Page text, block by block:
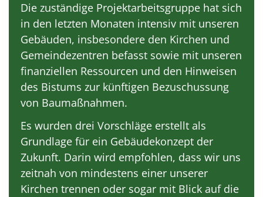
Die zuständige Projektarbeitsgruppe hat sich
in den letzten Monaten intensiv mit unseren
Gebäuden, insbesondere den Kirchen und
Gemeindezentren befasst sowie mit unseren
finanziellen Ressourcen und den Hinweisen
des Bistums zur künftigen Bezuschussung
von Baumaßnahmen.
Es wurden drei Vorschläge erstellt als
Grundlage für ein Gebäudekonzept der
Zukunft. Darin wird empfohlen, dass wir uns
zeitnah von mindestens einer unserer
Kirchen trennen oder sogar mit Blick auf die